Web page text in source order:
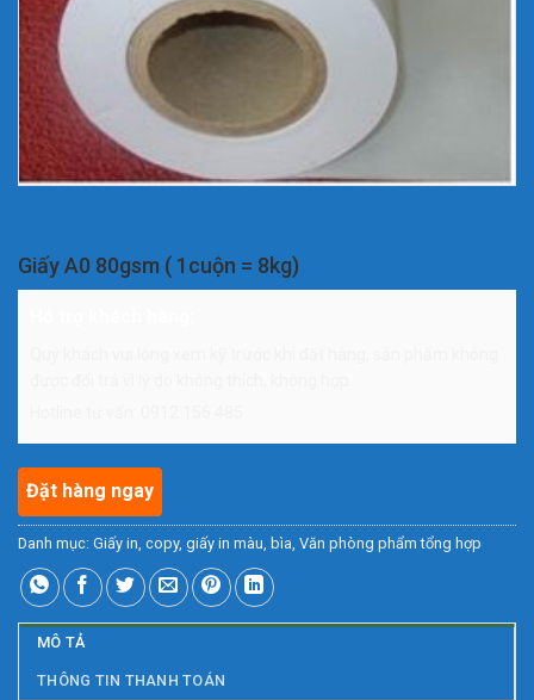
Giấy A0 80gsm ( 1cuộn = 8kg)
Đặt hàng ngay
Danh mục: Giấy in, copy, giấy in màu, bìa Văn phòng phẩm tổng hợp
MÔ TẢ
THÔNG TIN THANH TOÁN